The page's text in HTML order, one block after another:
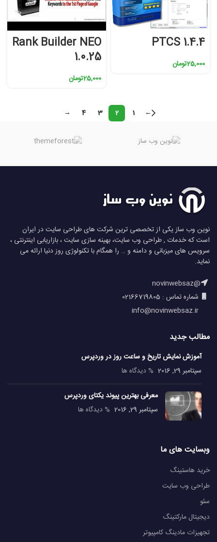
PTCS 1.4.4
25,000تومان
Rank Builder NEO
1.0.25
25,000تومان
←
1
2
3
4
→
نوین وب ساز یکی از تخصصی ترین شرکت های طراحی سایت در ایران
است که خدمات , طراحی وب سایت، بهینه سازی سایت ، بازاریابی اینترنتی ،
سرویس های میزبانی و دامنه و … را همگام با تکنولوژی روز دنیا ارائه می
نماید.
@novinwebsaz
شماره تماس : 02166719805
مطالب جدید
آموزش نمایش تاریخ و ساعت روز در وردپرس
سپتامبر 29, 2016
% دیدگاه ها
معرفی بهترین پیوند یکتای وردپرس
سپتامبر 29, 2016
% دیدگاه ها
وبسایت های ما
خرید هاستینگ
طراحی وب سایت
سئو
دیجیتال مارکتینگ
تجهیزات مادینگ کامپیوتر